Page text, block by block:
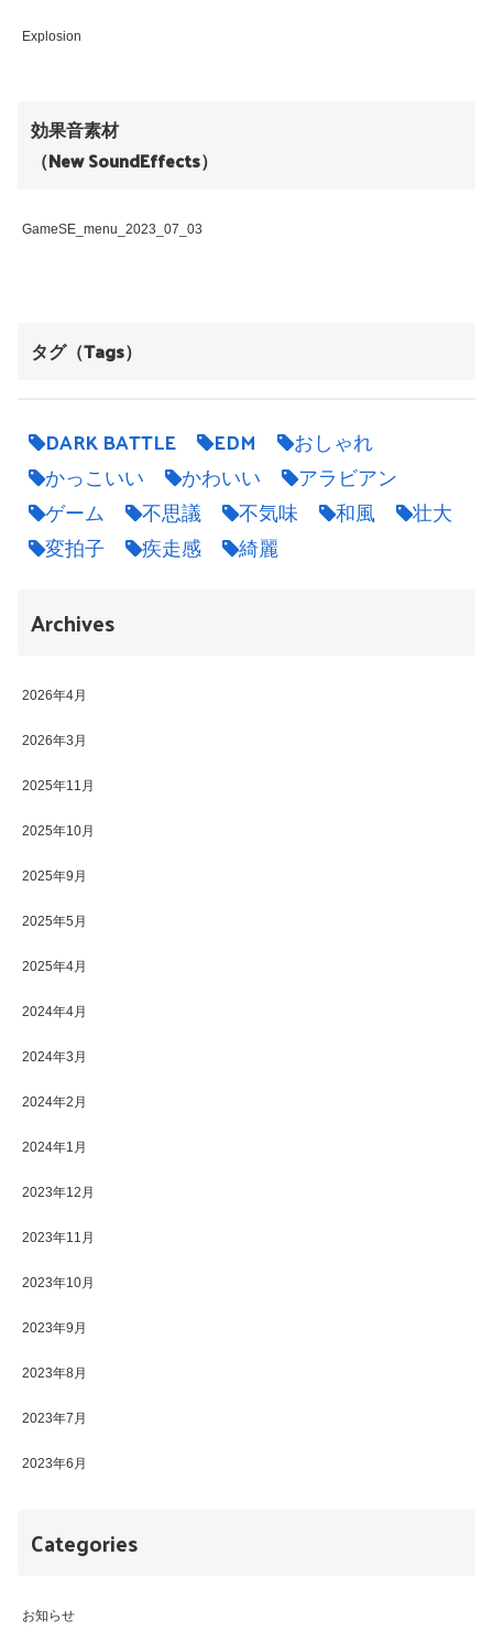
Explosion
効果音素材
（New SoundEffects）
GameSE_menu_2023_07_03
タグ（Tags）
DARK BATTLE EDM
おしゃれ
かっこいい
かわいい
アラビアン
ゲーム
不思議 不気味 和風
壮大
変拍子
疾走感 綺麗
Archives
2026年4月
2026年3月
2025年11月
2025年10月
2025年9月
2025年5月
2025年4月
2024年4月
2024年3月
2024年2月
2024年1月
2023年12月
2023年11月
2023年10月
2023年9月
2023年8月
2023年7月
2023年6月
Categories
お知らせ